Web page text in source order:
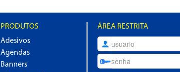
PRODUTOS
Adesivos
Agendas
Banners
ÁREA RESTRITA